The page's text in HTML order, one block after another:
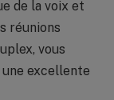
de la voix et
réunions
vous
excellente